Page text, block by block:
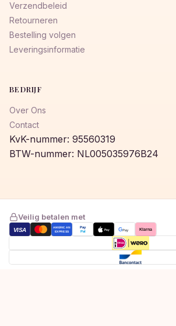
Verzendbeleid
Retourneren
Bestelling volgen
Leveringsinformatie
BEDRIJF
Over Ons
Contact
KvK-nummer: 95560319
BTW-nummer: NL005035976B24
Veilig betalen met
VISA AMERICAN
EXPRESS
Pay
Pal Pay GPay Klarna